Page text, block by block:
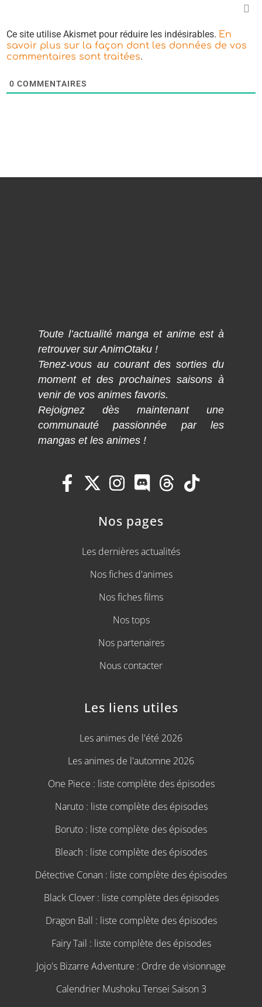
Ce site utilise Akismet pour réduire les indésirables. En
savoir plus sur la façon dont les données de vos
commentaires sont traitées.
0 COMMENTAIRES
Toute l’actualité manga et anime est à
retrouver sur AnimOtaku !
Tenez-vous au courant des sorties du
moment et des prochaines saisons à
venir de vos animes favoris.
Rejoignez dès maintenant une
communauté passionnée par les
mangas et les animes !
Nos pages
Les dernières actualités
Nos fiches d'animes
Nos fiches films
Nos tops
Nos partenaires
Nous contacter
Les liens utiles
Les animes de l'été 2026
Les animes de l'automne 2026
One Piece : liste complète des épisodes
Naruto : liste complète des épisodes
Boruto : liste complète des épisodes
Bleach : liste complète des épisodes
Détective Conan : liste complète des épisodes
Black Clover : liste complète des épisodes
Dragon Ball : liste complète des épisodes
Fairy Tail : liste complète des épisodes
Jojo's Bizarre Adventure : Ordre de visionnage
Calendrier Mushoku Tensei Saison 3